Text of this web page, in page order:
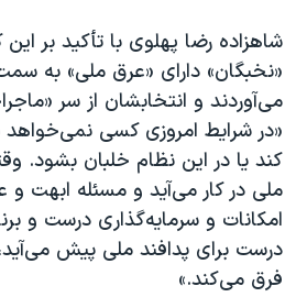
شاهزاده رضا پهلوی با تأکید بر
«نخبگان» دارای «عرق ملی» به
می‌آوردند و انتخابشان از سر
«در شرایط امروزی کسی
کند یا در این نظام خلبان
ملی در کار می‌آید و مسئله ابهت و
امکانات و سرمایه‌گذاری درست و
درست برای پدافند ملی پیش
فرق می‌کند.»